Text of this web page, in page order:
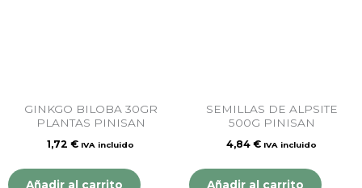
GINKGO BILOBA 30GR
PLANTAS PINISAN
1,72 € IVA incluido
Añadir al carrito
SEMILLAS DE ALPSITE
500G PINISAN
4,84 € IVA incluido
Añadir al carrito